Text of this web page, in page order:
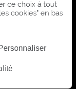
ce choix à tout
cookies" en bas